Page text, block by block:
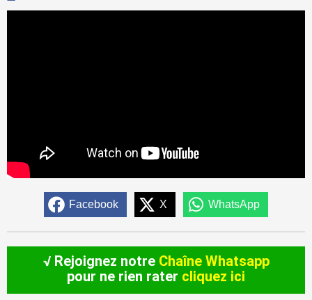
Facebook X WhatsApp
√ Rejoignez notre Chaîne Whatsapp
pour ne rien rater cliquez ici